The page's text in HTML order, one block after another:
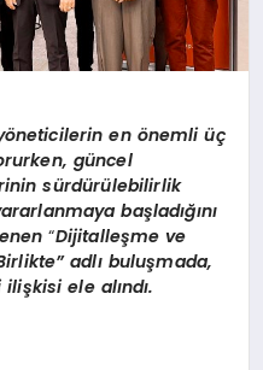
öneticilerin en önemli üç
güncel
sürdürülebilirlik
başladığını
“Dijitalleşme ve
adlı buluşmada,
ele alındı.